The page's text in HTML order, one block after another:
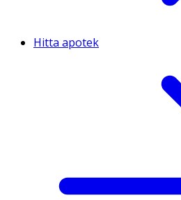
Hitta apotek